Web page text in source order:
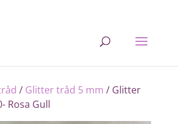
/ Glitter tråd 5 mm / Glitter
Rosa Gull